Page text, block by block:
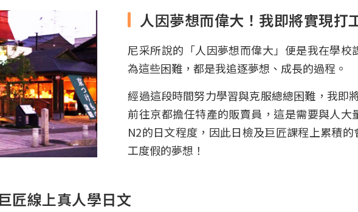
人因夢想而偉大！我即將實現打
尼采所說的「人因夢想而偉大」便是我在學
為這些困難，都是我追逐夢想、成長的過程。
經過這段時間努力學習與克服總總困難，我即
前往京都擔任特產的販賣員，這是需要與人
N2的日文程度，因此日檢及巨匠課程上累積
工度假的夢想！
匠線上真人學日文